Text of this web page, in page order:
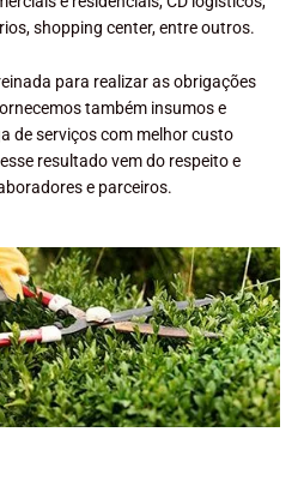
shopping center, entre outros.
para realizar as obrigações
também insumos e
de serviços com melhor custo
resultado vem do respeito e
e parceiros.